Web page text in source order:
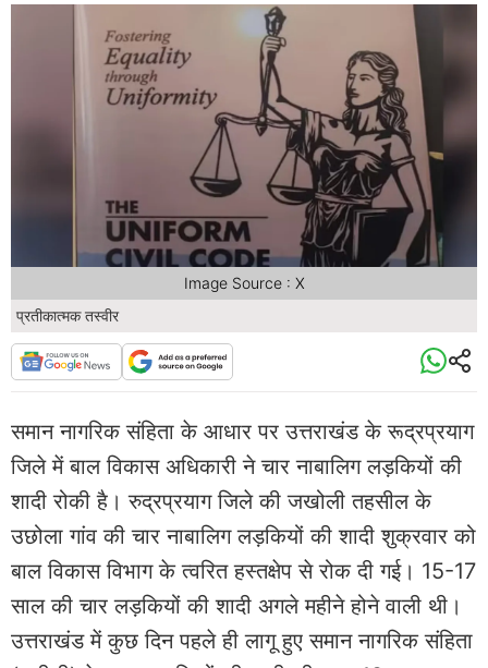
प्रतीकात्मक तस्वीर
Image Source : X
समान नागरिक संहिता के आधार पर उत्तराखंड के रूद्रप्रयाग
जिले में बाल विकास अधिकारी ने चार नाबालिग लड़कियों की
शादी रोकी है। रुद्रप्रयाग जिले की जखोली तहसील के
उछोला गांव की चार नाबालिग लड़कियों की शादी शुक्रवार को
बाल विकास विभाग के त्वरित हस्तक्षेप से रोक दी गई। 15-17
साल की चार लड़कियों की शादी अगले महीने होने वाली थी।
उत्तराखंड में कुछ दिन पहले ही लागू हुए समान नागरिक संहिता